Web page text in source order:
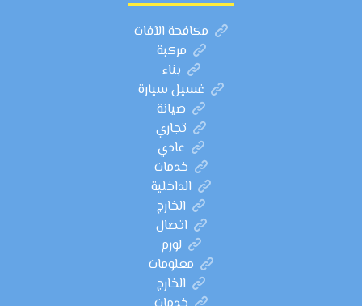
مكافحة الآفات
مركبة
بناء
غسيل سيارة
صيانة
تجاري
عادي
خدمات
الداخلية
الخارج
اتصال
لورم
معلومات
الخارج